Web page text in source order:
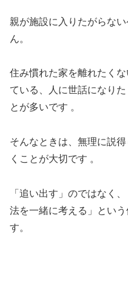
親が施設に入りたがらな
ん。
住み慣れた家を離れたく
ている、人に世話になり
とが多いです 。
そんなときは、無理に説
くことが大切です 。
「追い出す」のではなく
法を一緒に考える」とい
す。